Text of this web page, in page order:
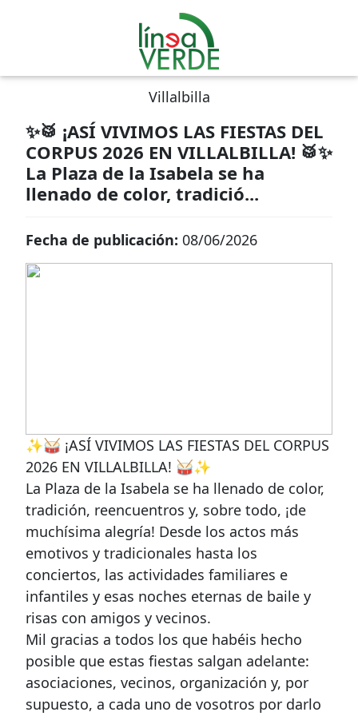
Villalbilla
✨🥁 ¡ASÍ VIVIMOS LAS FIESTAS DEL
CORPUS 2026 EN VILLALBILLA! 🥁✨
La Plaza de la Isabela se ha
llenado de color, tradició...
Fecha de publicación: 08/06/2026
✨🥁 ¡ASÍ VIVIMOS LAS FIESTAS DEL CORPUS
2026 EN VILLALBILLA! 🥁✨
La Plaza de la Isabela se ha llenado de color,
tradición, reencuentros y, sobre todo, ¡de
muchísima alegría! Desde los actos más
emotivos y tradicionales hasta los
conciertos, las actividades familiares e
infantiles y esas noches eternas de baile y
risas con amigos y vecinos.
Mil gracias a todos los que habéis hecho
posible que estas fiestas salgan adelante:
asociaciones, vecinos, organización y, por
supuesto, a cada uno de vosotros por darlo